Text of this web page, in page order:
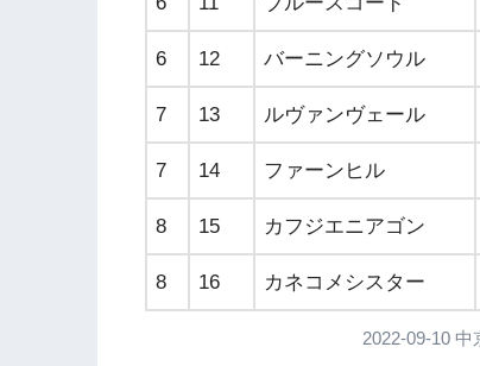
6 12 バーニングソウル
7 13 ルヴァンヴェール
7 14 ファーンヒル
8 15 カフジエニアゴン
8 16 カネコメシスター
2022-09-10